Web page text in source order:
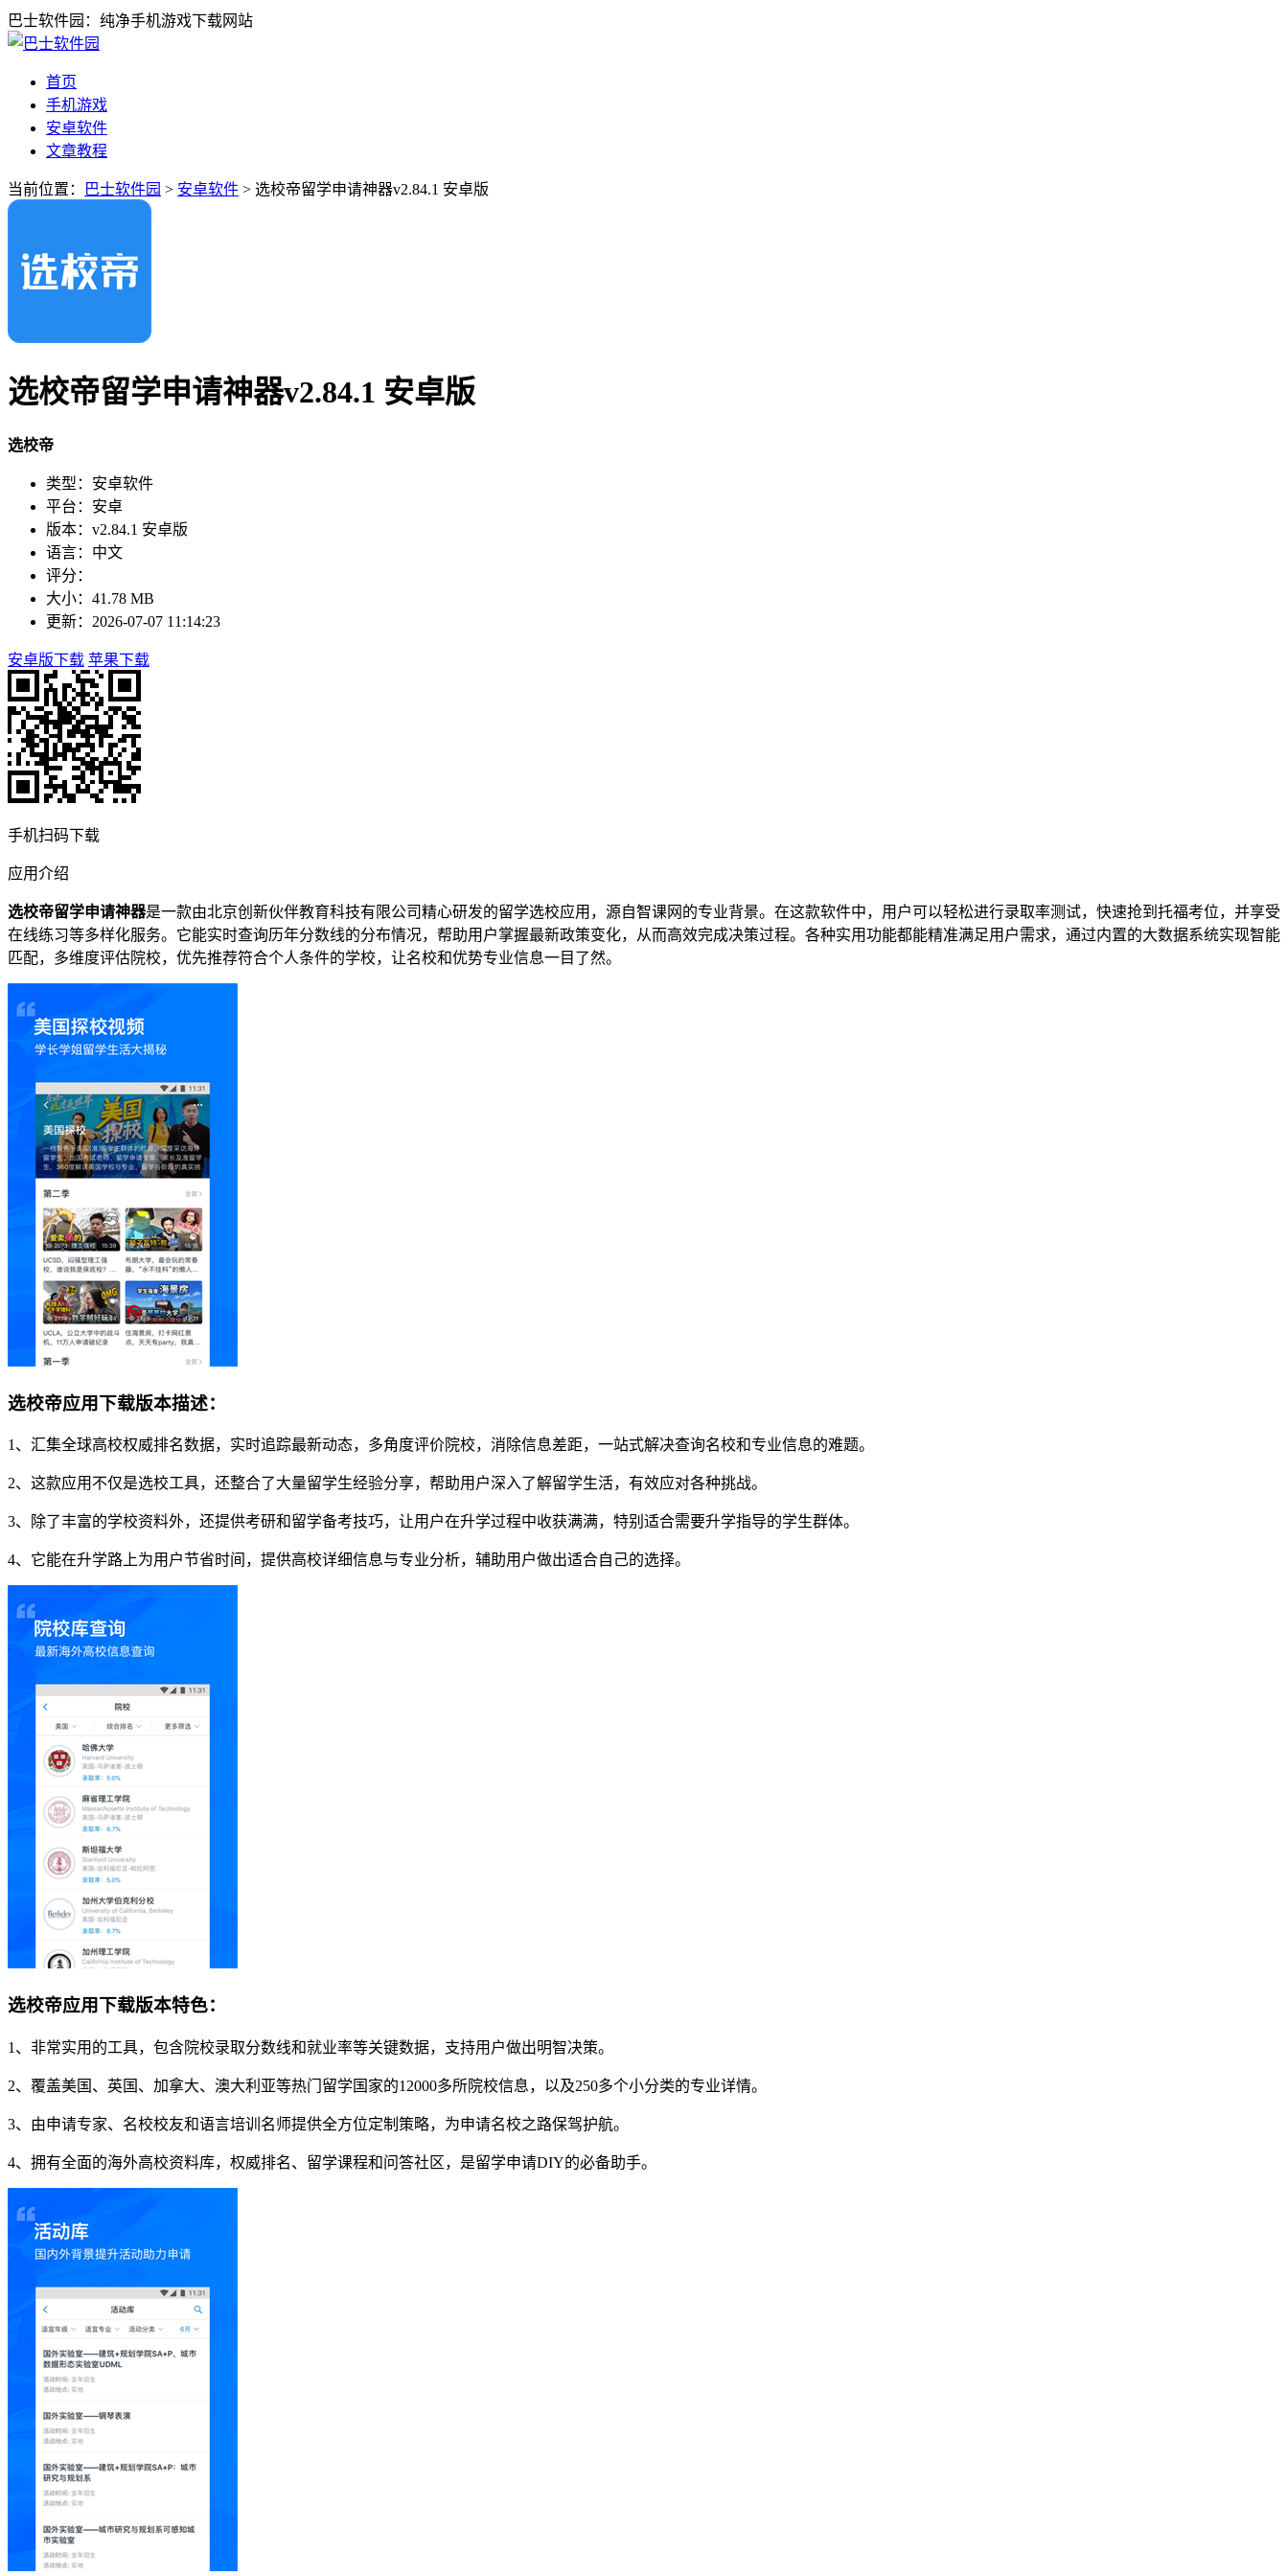
巴士软件园：纯净手机游戏下载网站
首页
手机游戏
安卓软件
文章教程
当前位置： 巴士软件园 > 安卓软件 > 选校帝留学申请神器v2.84.1 安卓版
选校帝留学申请神器v2.84.1 安卓版
选校帝
类型：安卓软件
平台：安卓
版本：v2.84.1 安卓版
语言：中文
评分：
大小：41.78 MB
更新：2026-07-07 11:14:23
安卓版下载 苹果下载
手机扫码下载
应用介绍
选校帝留学申请神器是一款由北京创新伙伴教育科技有限公司精心研发的留学选校应用，源自智课网的专业背景。在这款软件中，用户可以轻松进行录取率测试，快速抢到托福考位，并享受
在线练习等多样化服务。它能实时查询历年分数线的分布情况，帮助用户掌握最新政策变化，从而高效完成决策过程。各种实用功能都能精准满足用户需求，通过内置的大数据系统实现智能
匹配，多维度评估院校，优先推荐符合个人条件的学校，让名校和优势专业信息一目了然。
选校帝应用下载版本描述：
1、汇集全球高校权威排名数据，实时追踪最新动态，多角度评价院校，消除信息差距，一站式解决查询名校和专业信息的难题。
2、这款应用不仅是选校工具，还整合了大量留学生经验分享，帮助用户深入了解留学生活，有效应对各种挑战。
3、除了丰富的学校资料外，还提供考研和留学备考技巧，让用户在升学过程中收获满满，特别适合需要升学指导的学生群体。
4、它能在升学路上为用户节省时间，提供高校详细信息与专业分析，辅助用户做出适合自己的选择。
选校帝应用下载版本特色：
1、非常实用的工具，包含院校录取分数线和就业率等关键数据，支持用户做出明智决策。
2、覆盖美国、英国、加拿大、澳大利亚等热门留学国家的12000多所院校信息，以及250多个小分类的专业详情。
3、由申请专家、名校校友和语言培训名师提供全方位定制策略，为申请名校之路保驾护航。
4、拥有全面的海外高校资料库，权威排名、留学课程和问答社区，是留学申请DIY的必备助手。